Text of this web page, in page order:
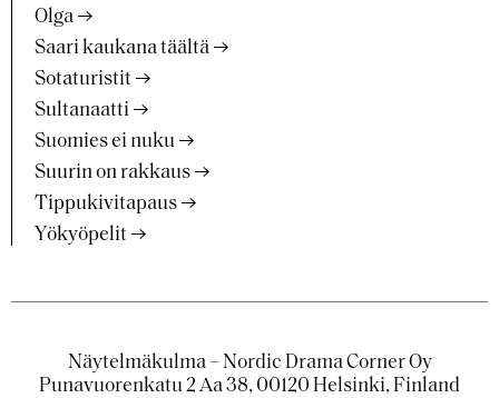
Olga
Saari kaukana täältä
Sotaturistit
Sultanaatti
Suomies ei nuku
Suurin on rakkaus
Tippukivitapaus
Yökyöpelit
Näytelmäkulma – Nordic Drama Corner Oy
Punavuorenkatu 2 Aa 38, 00120 Helsinki, Finland